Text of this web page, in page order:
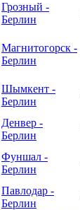
Грозный -
Берлин
Магнитогорск -
Берлин
Шымкент -
Берлин
Денвер -
Берлин
Фуншал -
Берлин
Павлодар -
Берлин